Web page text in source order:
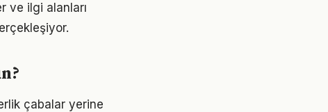
ve ilgi alanları
çabalar yerine